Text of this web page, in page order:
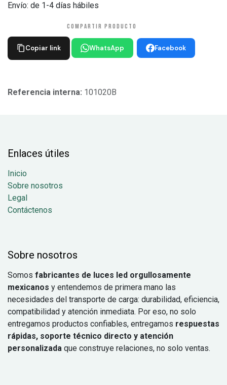
Envío: de 1-4 días hábiles
COMPARTIR PRODUCTO
Copiar link WhatsApp Facebook
Referencia interna: 101020B
Enlaces útiles
Inicio
Sobre nosotros
Legal
Contáctenos
Sobre nosotros
Somos fabricantes de luces led orgullosamente
mexicanos y entendemos de primera mano las
necesidades del transporte de carga: durabilidad, eficiencia,
compatibilidad y atención inmediata. Por eso, no solo
entregamos productos confiables, entregamos respuestas
rápidas, soporte técnico directo y atención
personalizada que construye relaciones, no solo ventas.